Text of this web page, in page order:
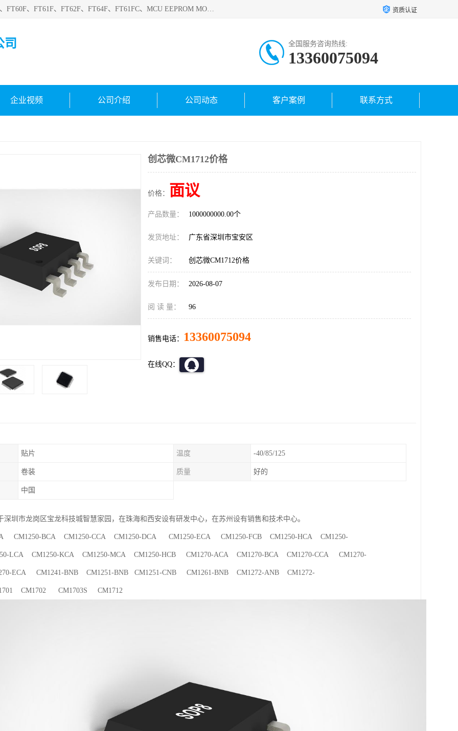
深圳悟芯电子科技有限公司目前主营的电子元器件型号FT32F、FT60F、FT61F、FT62F、FT64F、FT61FC、MCU EEPROM MOS LDO 稳压管 触摸IC DC-DC AC-DC 协议IC等，广泛应用于LED射灯、LED日光灯、等诸多领域。 资质认证
司 全国服务咨询热线:
13360075094
企业视频 公司介绍 公司动态 客户案例 联系方式
创芯微CM1712价格
价格： 面议
产品数量： 1000000000.00个
发货地址： 广东省深圳市宝安区
关键词： 创芯微CM1712价格
发布日期： 2026-08-07
阅 读 量： 96
销售电话： 13360075094
在线QQ：
贴片 温度 -40/85/125
卷装 质量 好的
中国
深圳市龙岗区宝龙科技城智慧家园，在珠海和西安设有研发中心，在苏州设有销售和技术中心。
CM1250-BCA CM1250-CCA CM1250-DCA CM1250-ECA CM1250-FCB CM1250-HCA CM1250-
LCA CM1250-KCA CM1250-MCA CM1250-HCB CM1270-ACA CM1270-BCA CM1270-CCA CM1270-
ECA CM1241-BNB CM1251-BNB CM1251-CNB CM1261-BNB CM1272-ANB CM1272-
CM1702 CM1703S CM1712